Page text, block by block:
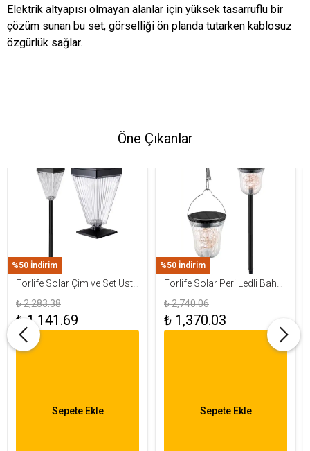
Elektrik altyapısı olmayan alanlar için yüksek tasarruflu bir
çözüm sunan bu set, görselliği ön planda tutarken kablosuz
özgürlük sağlar.
Öne Çıkanlar
%50 İndirim
Forlife Solar Çim ve Set Üstü
Armatür 15W FL-3283
₺ 2,283.38
₺ 1,141.69
Sepete Ekle
%50 İndirim
Forlife Solar Peri Ledli Bahçe
Aydınlatma Armatürü FL-
3284
₺ 2,740.06
₺ 1,370.03
Sepete Ekle